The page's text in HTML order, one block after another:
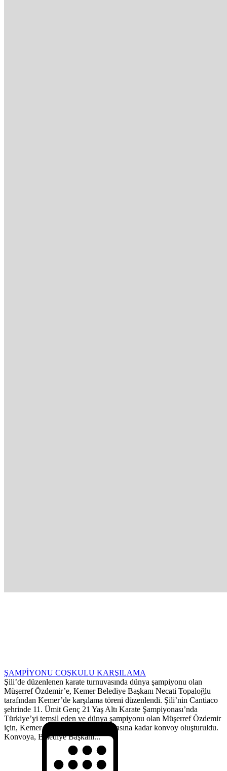
ŞAMPİYONU COŞKULU KARŞILAMA
Şili’de düzenlenen karate turnuvasında dünya şampiyonu olan
Müşerref Özdemir’e, Kemer Belediye Başkanı Necati Topaloğlu
tarafından Kemer’de karşılama töreni düzenlendi. Şili’nin Cantiaco
şehrinde 11. Ümit Genç 21 Yaş Altı Karate Şampiyonası’nda
Türkiye’yi temsil eden ve dünya şampiyonu olan Müşerref Özdemir
için, Kemer girişinden belediye binasına kadar konvoy oluşturuldu.
Konvoya, Belediye Başkanı...